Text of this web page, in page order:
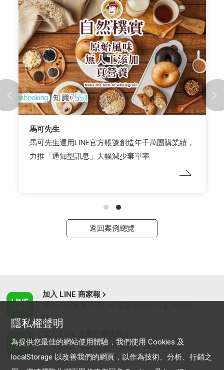
雀巢 Nestlé
從通路到 DTC！雀巢咖啡打造自動化顧客旅程，
用 LINE 掌握消費者輪廓
返回案例總覽
加入 LINE 商家報
為企業客戶提供最新市場趨勢, 應用與案例
隱私權聲明
為提供您最佳的網站使用體驗，我們使用 Cookies 及
localStorage 以改善我們的網頁，以作為技術、分析、行銷之